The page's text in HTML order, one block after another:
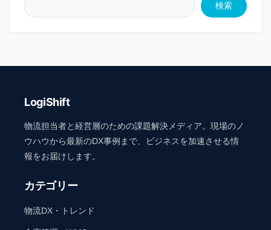
検索
LogiShift
物流担当者と経営層のための課題解決メディア。現場のノ
ウハウから最新のDX事例まで、ビジネスを加速させる情
報をお届けします。
カテゴリー
物流DX・トレンド